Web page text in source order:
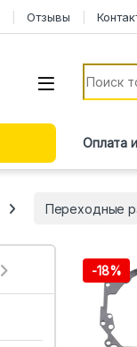
Отзывы
Искать:
Оплата
Переходные
-18%